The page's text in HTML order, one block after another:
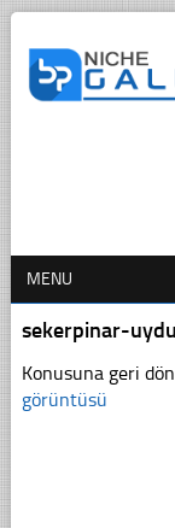
MENU
sekerpinar-
Konusuna geri
görüntüsü